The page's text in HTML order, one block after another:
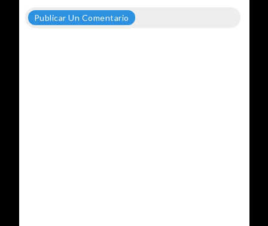
Publicar Un Comentario